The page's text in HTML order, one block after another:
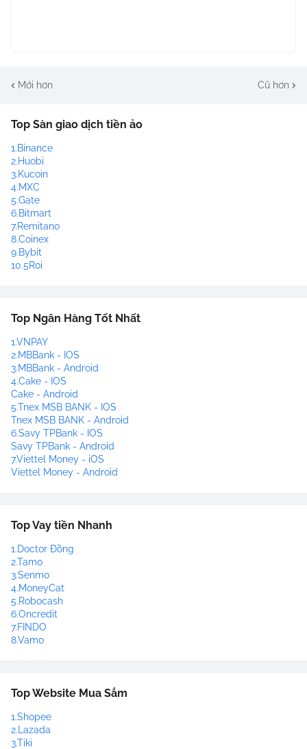
Mới hơn Cũ hơn
Top Sàn giao dịch tiền ảo
1.Binance
2.Huobi
3.Kucoin
4.MXC
5.Gate
6.Bitmart
7.Remitano
8.Coinex
9.Bybit
10.5Roi
Top Ngân Hàng Tốt Nhất
1.VNPAY
2.MBBank - IOS
3.MBBank - Android
4.Cake - IOS
Cake - Android
5.Tnex MSB BANK - IOS
Tnex MSB BANK - Android
6.Savy TPBank - IOS
Savy TPBank - Android
7.Viettel Money - iOS
Viettel Money - Android
Top Vay tiền Nhanh
1.Doctor Đồng
2.Tamo
3.Senmo
4.MoneyCat
5.Robocash
6.Oncredit
7.FINDO
8.Vamo
Top Website Mua Sắm
1.Shopee
2.Lazada
3.Tiki